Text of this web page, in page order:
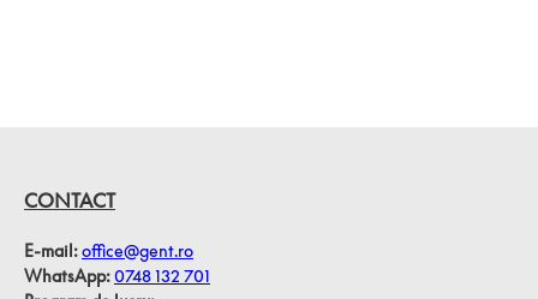
CONTACT
E-mail:office@gent.ro
WhatsApp:0748 132 701